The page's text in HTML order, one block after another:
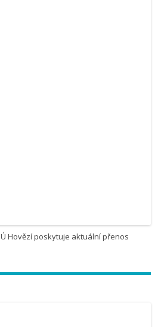
Hovězí poskytuje aktuální přenos